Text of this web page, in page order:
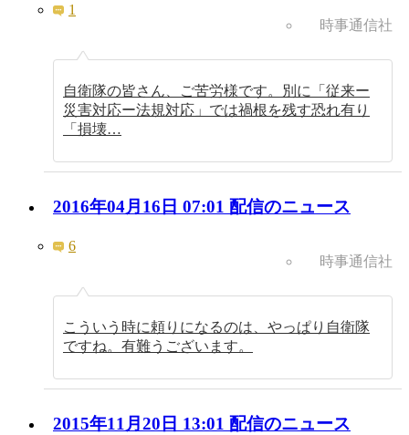
1
時事通信社
自衛隊の皆さん、ご苦労様です。別に「従来ー
災害対応ー法規対応」では禍根を残す恐れ有り
「損壊…
2016年04月16日 07:01 配信のニュース
6
時事通信社
こういう時に頼りになるのは、やっぱり自衛隊
ですね。有難うございます。
2015年11月20日 13:01 配信のニュース